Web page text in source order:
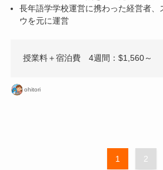
長年語学学校運営に携わった経営者、
ウを元に運営
授業料＋宿泊費 4週間：$1,560～
ohitori
1 2